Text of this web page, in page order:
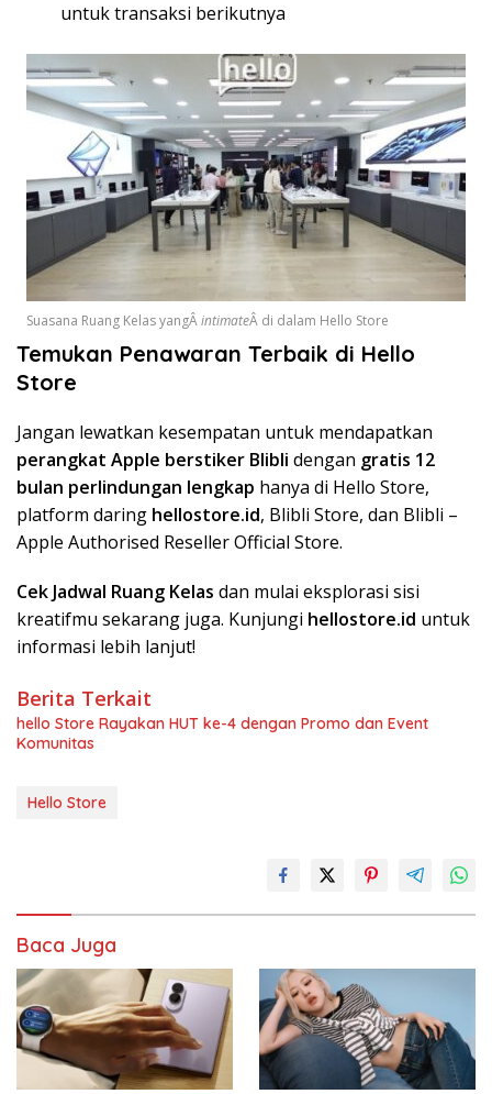
untuk transaksi berikutnya
Suasana Ruang Kelas yangÂintimateÂ di dalam Hello Store
Temukan Penawaran Terbaik di Hello
Store
Jangan lewatkan kesempatan untuk mendapatkan
perangkat Apple berstiker Blibli dengan gratis 12
bulan perlindungan lengkap hanya di Hello Store,
platform daring hellostore.id, Blibli Store, dan Blibli –
Apple Authorised Reseller Official Store.
Cek Jadwal Ruang Kelas dan mulai eksplorasi sisi
kreatifmu sekarang juga. Kunjungi hellostore.id untuk
informasi lebih lanjut!
Berita Terkait
hello Store Rayakan HUT ke-4 dengan Promo dan Event
Komunitas
Hello Store
Baca Juga